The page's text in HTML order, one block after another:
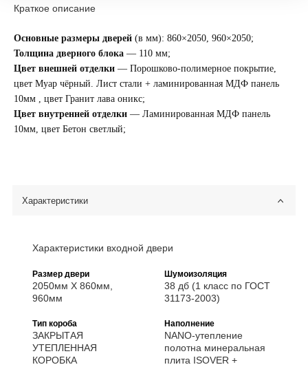
Краткое описание
Основные размеры дверей(в мм): 860×2050, 960×2050;
Толщина дверного блока— 110 мм;
Цвет внешней отделки— ​​Порошково-полимерное покрытие,
цвет Муар чёрный. Лист стали + ламинированная МДФ панель
10мм , цвет Гранит лава оникс;
Цвет внутренней отделки — ​​Ламинированная МДФ панель
10мм, цвет Бетон светлый;
Характеристики
Характеристики входной двери
Размер двери
2050мм Х 860мм,
960мм
Тип короба
ЗАКРЫТАЯ
УТЕПЛЕННАЯ
КОРОБКА
Шумоизоляция
38 дб (1 класс по ГОСТ
31173-2003)
Наполнение
NANO-утепление
полотна минеральная
плита ISOVER +